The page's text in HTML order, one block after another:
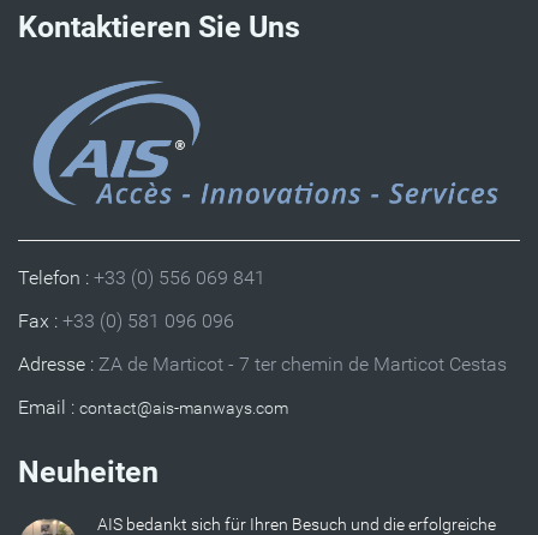
Kontaktieren Sie Uns
Telefon : +33 (0) 556 069 841
Fax : +33 (0) 581 096 096
Adresse : ZA de Marticot - 7 ter chemin de Marticot Cestas
Email :
Neuheiten
AIS bedankt sich für Ihren Besuch und die erfolgreiche